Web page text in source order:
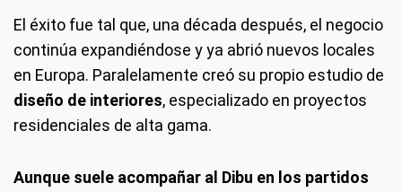
El éxito fue tal que, una década después, el negocio
continúa expandiéndose y ya abrió nuevos locales
en Europa. Paralelamente creó su propio estudio de
diseño de interiores, especializado en proyectos
residenciales de alta gama.
Aunque suele acompañar al Dibu en los partidos